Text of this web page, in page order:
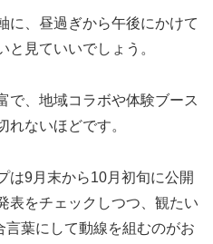
に、昼過ぎから午後にかけて
と見ていいでしょう。
で、地域コラボや体験ブース
れないほどです。
は9月末から10月初旬に公開
表をチェックしつつ、観たい
言葉にして動線を組むのがお